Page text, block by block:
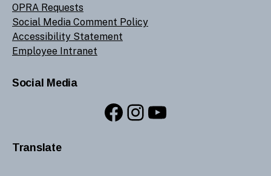
OPRA Requests
Social Media Comment Policy
Accessibility Statement
Employee Intranet
Social Media
Facebook
Instagram
YouTube
Translate